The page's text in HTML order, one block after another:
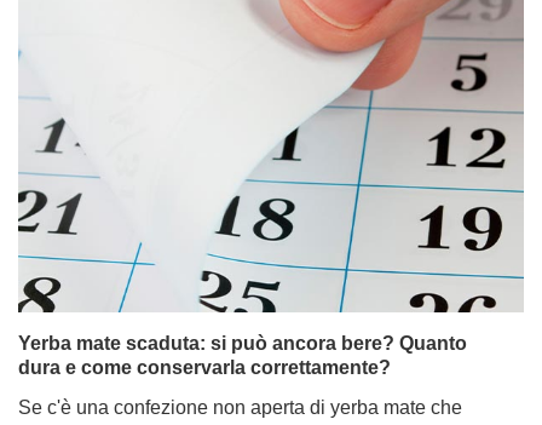
Yerba mate scaduta: si può ancora bere? Quanto
Se c'è una confezione non aperta di yerba mate che
giace in fondo alla credenza da mesi o addirittura da